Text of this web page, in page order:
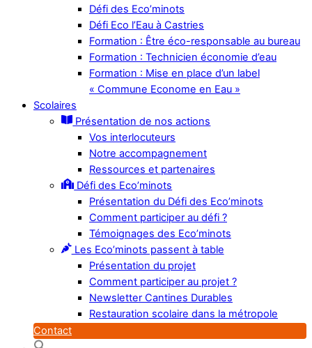
Défi des Eco’minots
Défi Eco l’Eau à Castries
Formation : Être éco-responsable au bureau
Formation : Technicien économie d’eau
Formation : Mise en place d’un label
« Commune Econome en Eau »
Scolaires
Présentation de nos actions
Vos interlocuteurs
Notre accompagnement
Ressources et partenaires
Défi des Eco’minots
Présentation du Défi des Eco’minots
Comment participer au défi ?
Témoignages des Eco’minots
Les Eco’minots passent à table
Présentation du projet
Comment participer au projet ?
Newsletter Cantines Durables
Restauration scolaire dans la métropole
Contact